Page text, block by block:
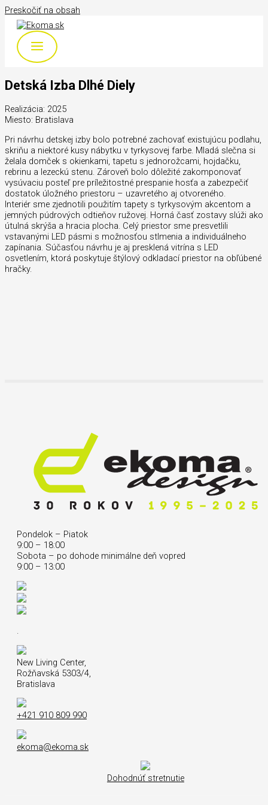
Preskočiť na obsah
Detská Izba Dlhé Diely
Realizácia: 2025
Miesto: Bratislava
Pri návrhu detskej izby bolo potrebné zachovať existujúcu podlahu,
skriňu a niektoré kusy nábytku v tyrkysovej farbe. Mladá slečna si
želala domček s okienkami, tapetu s jednorožcami, hojdačku,
rebrinu a lezeckú stenu. Zároveň bolo dôležité zakomponovať
vysúvaciu posteľ pre príležitostné prespanie hosťa a zabezpečiť
dostatok úložného priestoru – uzavretého aj otvoreného.
Interiér sme zjednotili použitím tapety s tyrkysovým akcentom a
jemných púdrových odtieňov ružovej. Horná časť zostavy slúži ako
útulná skrýša a hracia plocha. Celý priestor sme presvetlili
vstavanými LED pásmi s možnosťou stlmenia a individuálneho
zapínania. Súčasťou návrhu je aj presklená vitrína s LED
osvetlením, ktorá poskytuje štýlový odkladací priestor na obľúbené
hračky.
Pondelok – Piatok
9:00 – 18:00
Sobota – po dohode minimálne deň vopred
9:00 – 13:00
.
New Living Center,
Rožňavská 5303/4,
Bratislava
+421 910 809 990
ekoma@ekoma.sk
Dohodnúť stretnutie